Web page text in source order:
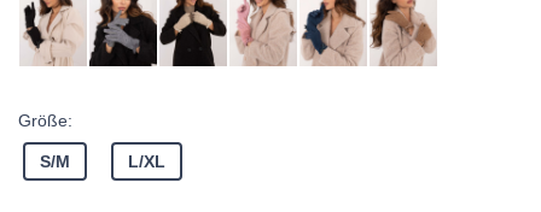
Größe:
S/M L/XL